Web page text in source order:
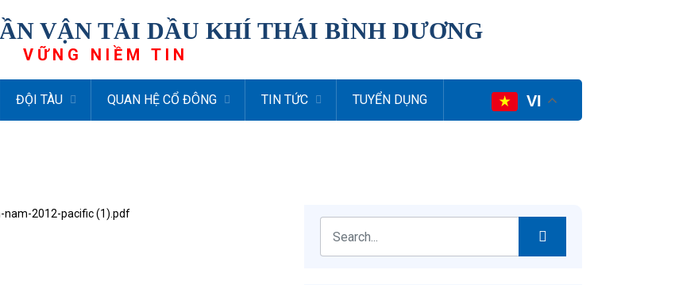
VẬN TẢI DẦU KHÍ THÁI BÌNH DƯƠNG
VỮNG NIỀM TIN
VI
ĐỘI TÀU QUAN HỆ CỔ ĐÔNG TIN TỨC TUYỂN DỤNG